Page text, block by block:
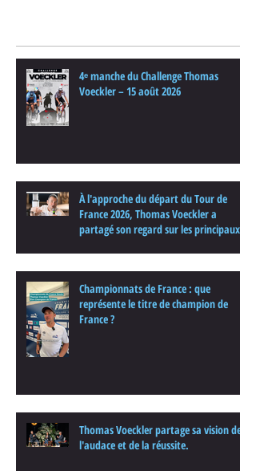
4ᵉ manche du Challenge Thomas
Voeckler – 15 août 2026
À l'approche du départ du Tour de
France 2026, Thomas Voeckler a
partagé son regard sur les principaux
Championnats de France : que
représente le titre de champion de
France ?
Thomas Voeckler partage sa vision de
l'audace et de la réussite.